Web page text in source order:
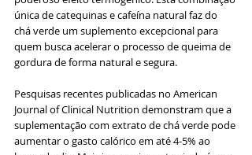
única de catequinas e cafeína natural faz do
chá verde um suplemento excepcional para
quem busca acelerar o processo de queima de
gordura de forma natural e segura.
Pesquisas recentes publicadas no American
Journal of Clinical Nutrition demonstram que a
suplementação com extrato de chá verde pode
aumentar o gasto calórico em até 4-5% ao